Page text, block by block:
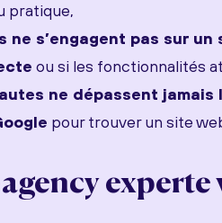
pratique,
ne s’engagent pas sur
ou si les fonctionnalités
ne dépassent
pour trouver un site
experte